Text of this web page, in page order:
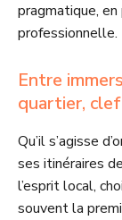
pragmatique,
professionnelle.
Entre
quartier, clef
Qu’il s’agisse
ses itinéraires
l’esprit local,
souvent la